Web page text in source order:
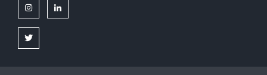
instagramlinkedin
twitter